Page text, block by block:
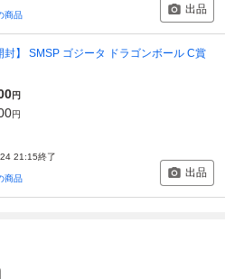
商品 出品
封】 SMSP ゴジータ ドラゴンボール C賞
円
円
21:15終了
商品 出品